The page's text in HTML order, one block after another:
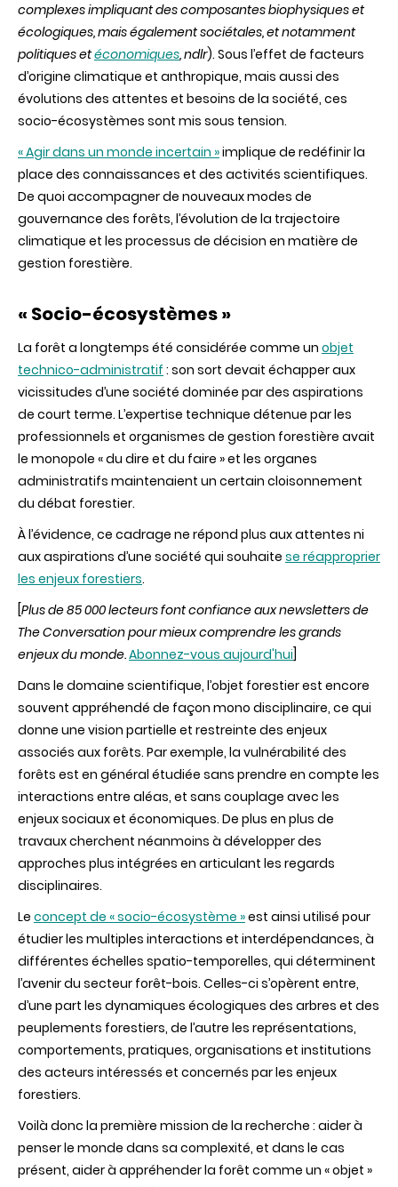
complexes impliquant des composantes biophysiques et
écologiques, mais également sociétales, et notamment
politiques etéconomiques, ndlr). Sous l’effet de facteurs
d’origine climatique et anthropique, mais aussi des
évolutions des attentes et besoins de la société, ces
socio-écosystèmes sont mis sous tension.
« Agir dans un monde incertain »implique de redéfinir la
place des connaissances et des activités scientifiques.
De quoi accompagner de nouveaux modes de
gouvernance des forêts, l’évolution de la trajectoire
climatique et les processus de décision en matière de
gestion forestière.
« Socio-écosystèmes »
La forêt a longtemps été considérée comme un objet
technico-administratif : son sort devait échapper aux
vicissitudes d’une société dominée par des aspirations
de court terme. L’expertise technique détenue par les
professionnels et organismes de gestion forestière avait
le monopole « du dire et du faire » et les organes
administratifs maintenaient un certain cloisonnement
du débat forestier.
À l’évidence, ce cadrage ne répond plus aux attentes ni
aux aspirations d’une société qui souhaite se réapproprier
les enjeux forestiers.
Plus de 85 000 lecteurs font confiance aux newsletters de
The Conversation pour mieux comprendre les grands
enjeux du monde.Abonnez-vous aujourd'hui
Dans le domaine scientifique, l’objet forestier est encore
souvent appréhendé de façon mono disciplinaire, ce qui
donne une vision partielle et restreinte des enjeux
associés aux forêts. Par exemple, la vulnérabilité des
forêts est en général étudiée sans prendre en compte les
interactions entre aléas, et sans couplage avec les
enjeux sociaux et économiques. De plus en plus de
travaux cherchent néanmoins à développer des
approches plus intégrées en articulant les regards
disciplinaires.
Le concept de « socio-écosystème »est ainsi utilisé pour
étudier les multiples interactions et interdépendances, à
différentes échelles spatio-temporelles, qui déterminent
l’avenir du secteur forêt-bois. Celles-ci s’opèrent entre,
d’une part les dynamiques écologiques des arbres et des
peuplements forestiers, de l’autre les représentations,
comportements, pratiques, organisations et institutions
des acteurs intéressés et concernés par les enjeux
forestiers.
Voilà donc la première mission de la recherche : aider à
penser le monde dans sa complexité, et dans le cas
présent, aider à appréhender la forêt comme un « objet »